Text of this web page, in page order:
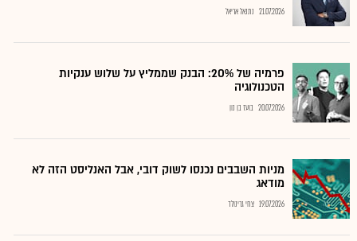
21.07.2026 נתנאל אריאל
פרמיה של 20%: הבנק שממליץ על שלוש ענקיות
הטכנולוגיה
20.07.2026 בועז בן נון
מניות השבבים נכנסו לשוק דובי, אבל האנליסט הזה לא
מודאג
19.07.2026 צחי גרינולד